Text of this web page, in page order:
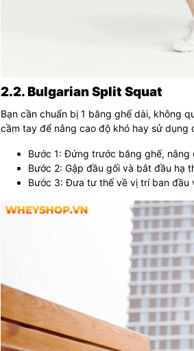
2.2. Bulgarian Split Squat
Bạn cần chuẩn bị 1 băng ghế dài, không
cầm tay để nâng cao độ khó hay sử dụng
Bước 1: Đứng trước băng ghế,
Bước 2: Gập đầu gối và bắt đầu hạ
Bước 3: Đưa tư thế về vị trí ban đầu